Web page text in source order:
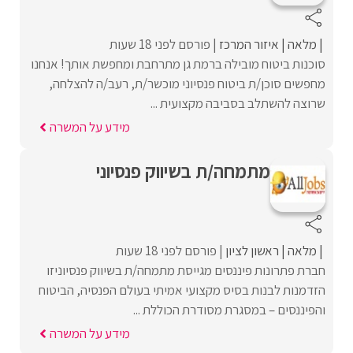
מלאה איזור המרכז פורסם לפני 18 שעות
סוכנות ביטוח מובילה ברמת גן מתרחבת ומחפשת אותך! אנחנו
מחפשים סוכן/ת ביטוח פנסיוני מוכשר/ת, רעב/ה להצלחה,
שרוצה להשתלב בסביבה מקצועית ...
מידע על המשרה
מתמחה/ת בשיווק פנסיוני
מלאה ראשון לציון פורסם לפני 18 שעות
חברת פתרונות פיננסים מגייסת מתמחה/ת בשיווק פנסיוניזו
הזדמנות לבנות בסיס מקצועי אמיתי בעולם הפנסיה, הביטוח
והפיננסים – במסגרת מסודרת הכוללת ...
מידע על המשרה